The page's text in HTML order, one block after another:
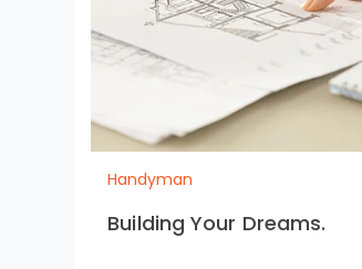
Handyman
Building Your Dreams.